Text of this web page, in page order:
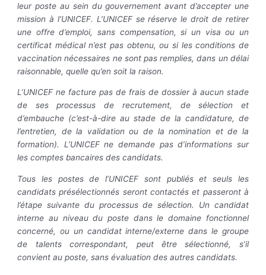
leur poste au sein du gouvernement avant d’accepter une
mission à l’UNICEF. L’UNICEF se réserve le droit de retirer
une offre d’emploi, sans compensation, si un visa ou un
certificat médical n’est pas obtenu, ou si les conditions de
vaccination nécessaires ne sont pas remplies, dans un délai
raisonnable, quelle qu’en soit la raison.
L’UNICEF ne facture pas de frais de dossier à aucun stade
de ses processus de recrutement, de sélection et
d’embauche (c’est-à-dire au stade de la candidature, de
l’entretien, de la validation ou de la nomination et de la
formation). L’UNICEF ne demande pas d’informations sur
les comptes bancaires des candidats.
Tous les postes de l’UNICEF sont publiés et seuls les
candidats présélectionnés seront contactés et passeront à
l’étape suivante du processus de sélection. Un candidat
interne au niveau du poste dans le domaine fonctionnel
concerné, ou un candidat interne/externe dans le groupe
de talents correspondant, peut être sélectionné, s’il
convient au poste, sans évaluation des autres candidats.